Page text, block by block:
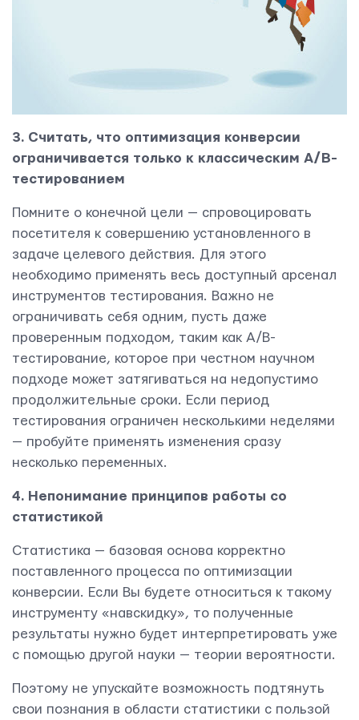
3. Считать, что оптимизация конверсии
ограничивается только к классическим А/В-
тестированием
Помните о конечной цели — спровоцировать
посетителя к совершению установленного в
задаче целевого действия. Для этого
необходимо применять весь доступный арсенал
инструментов тестирования. Важно не
ограничивать себя одним, пусть даже
проверенным подходом, таким как А/В-
тестирование, которое при честном научном
подходе может затягиваться на недопустимо
продолжительные сроки. Если период
тестирования ограничен несколькими неделями
— пробуйте применять изменения сразу
несколько переменных.
4. Непонимание принципов работы со
статистикой
Статистика — базовая основа корректно
поставленного процесса по оптимизации
конверсии. Если Вы будете относиться к такому
инструменту «навскидку», то полученные
результаты нужно будет интерпретировать уже
с помощью другой науки — теории вероятности.
Поэтому не упускайте возможность подтянуть
свои познания в области статистики с пользой